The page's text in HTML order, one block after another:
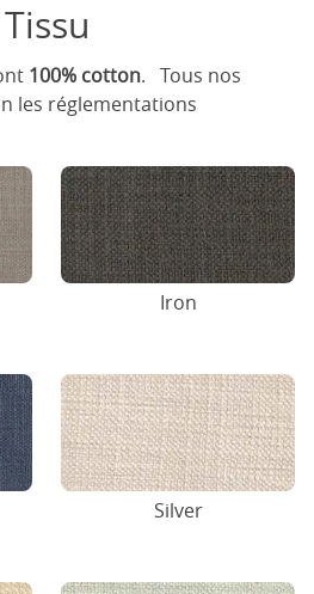
Tissu
100% cotton. Tous nos
les réglementations
Iron
Silver